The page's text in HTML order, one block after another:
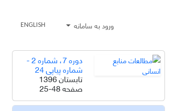
ورود به سامانه ENGLISH
دوره 7، شماره 2 -
شماره پیاپی 24
تابستان 1396
صفحه25-48